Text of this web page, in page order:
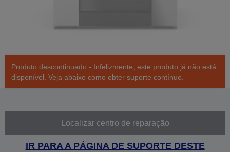
Produto descontinuado - Infelizmente, este produto já não está
disponível. Veja abaixo como obter suporte contínuo.
Localizar centro de reparação
IR PARA A PÁGINA DE SUPORTE DESTE